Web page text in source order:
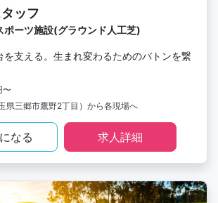
ッフ
ポーツ施設(グラウンド人工芝)
を支える。生まれ変わるためのバトンを繋
〜
県三郷市鷹野2丁目）から各現場へ
なる 求人詳細